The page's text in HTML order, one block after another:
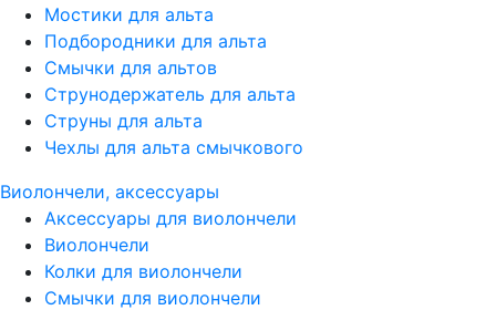
Мостики для альта
Подбородники для альта
Смычки для альтов
Струнодержатель для альта
Струны для альта
Чехлы для альта смычкового
Виолончели, аксессуары
Аксессуары для виолончели
Виолончели
Колки для виолончели
Смычки для виолончели